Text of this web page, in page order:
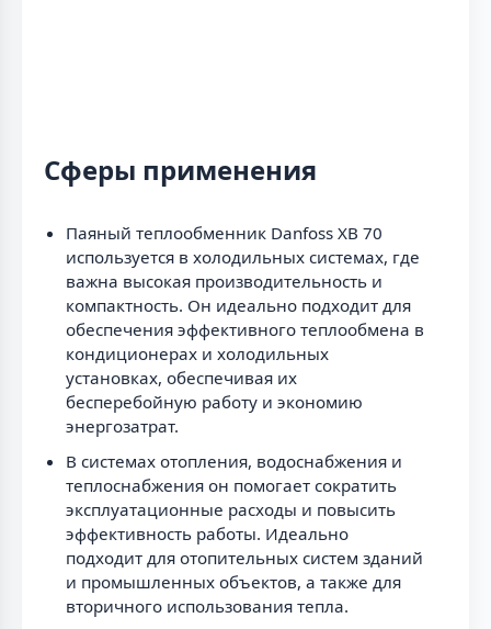
Сферы применения
Паяный теплообменник Danfoss XB 70
используется в холодильных системах, где
важна высокая производительность и
компактность. Он идеально подходит для
обеспечения эффективного теплообмена в
кондиционерах и холодильных
установках, обеспечивая их
бесперебойную работу и экономию
энергозатрат.
В системах отопления, водоснабжения и
теплоснабжения он помогает сократить
эксплуатационные расходы и повысить
эффективность работы. Идеально
подходит для отопительных систем зданий
и промышленных объектов, а также для
вторичного использования тепла.